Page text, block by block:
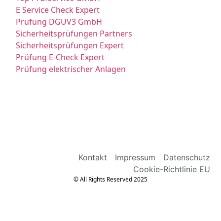
E Service Check Expert
Prüfung DGUV3 GmbH
Sicherheitsprüfungen Partners
Sicherheitsprüfungen Expert
Prüfung E-Check Expert
Prüfung elektrischer Anlagen
Kontakt Impressum
Datenschutz
Cookie-Richtlinie EU
© All Rights Reserved 2025